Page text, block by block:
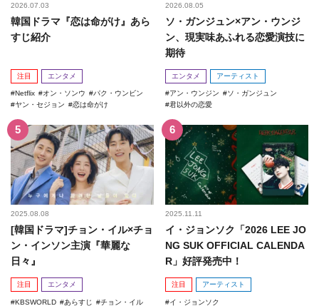
2026.07.03
韓国ドラマ『恋は命がけ』あら
すじ紹介
注目 エンタメ
Netflix オン・ソンウ
パク・ウンビン
ヤン・セジョン
恋は命がけ
2026.08.05
ソ・ガンジュン×アン・ウンジ
ン、現実味あふれる恋愛演技に
期待
エンタメ アーティスト
アン・ウンジン
ソ・ガンジュン
君以外の恋愛
2025.08.08
[韓国ドラマ]チョン・イル×チョ
ン・インソン主演『華麗な
日々』
注目 エンタメ
KBSWORLD あらすじ
チョン・イル
2025.11.11
イ・ジョンソク「2026 LEE JO
NG SUK OFFICIAL CALENDA
R」好評発売中！
注目 アーティスト
イ・ジョンソク